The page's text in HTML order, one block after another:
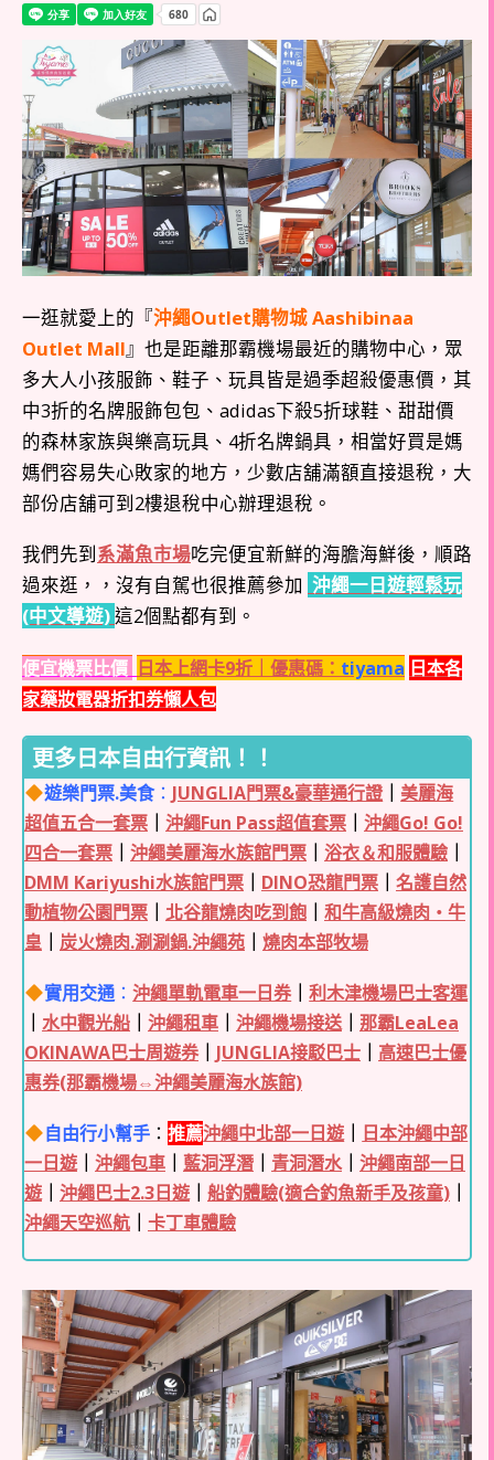
一逛就愛上的『沖繩Outlet購物城 Aashibinaa
Outlet Mall』也是距離那霸機場最近的購物中心，眾
多大人小孩服飾、鞋子、玩具皆是過季超殺優惠價，其
中3折的名牌服飾包包、adidas下殺5折球鞋、甜甜價
的森林家族與樂高玩具、4折名牌鍋具，相當好買是媽
媽們容易失心敗家的地方，少數店舖滿額直接退稅，大
部份店舖可到2樓退稅中心辦理退稅。
我們先到系滿魚市場吃完便宜新鮮的海膽海鮮後，順路
過來逛，，沒有自駕也很推薦參加 沖繩一日遊輕鬆玩
(中文導遊)這2個點都有到。
便宜機票比價 日本上網卡9折｜優惠碼： tiyama 日本各
家藥妝電器折扣券懶人包
更多日本自由行資訊！！
遊樂門票.美食：JUNGLIA門票&豪華通行證 ｜美麗海
超值五合一套票
沖繩Fun Pass超值套票
沖繩Go! Go!
四合一套票
沖繩美麗海水族館門票 浴衣＆和服體驗
DMM Kariyushi水族館門票
DINO恐龍門票
名護自然
動植物公園門票
北谷龍燒肉吃到飽
和牛高級燒肉・牛
皇
炭火燒肉.涮涮鍋.沖繩苑 燒肉本部牧場
實用交通 ：沖繩單軌電車一日券｜利木津機場巴士客運
水中觀光船 沖繩租車 沖繩機場接送｜ 那霸LeaLea
OKINAWA巴士周遊券｜ JUNGLIA接駁巴士
高速巴士優
惠券(那霸機場⇔沖繩美麗海水族館)
自由行小幫手 ：推薦沖繩中北部一日遊｜
日本沖繩中部
一日遊｜ 沖繩包車 藍洞浮潛 青洞潛水｜ 沖繩南部一日
遊｜ 沖繩巴士2.3日遊｜ 船釣體驗(適合釣魚新手及孩童)
沖繩天空巡航
卡丁車體驗